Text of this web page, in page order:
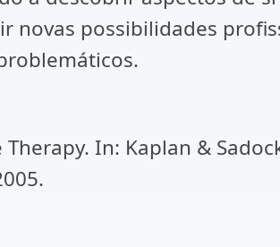
novas possibilidades
Therapy. In: Kaplan &